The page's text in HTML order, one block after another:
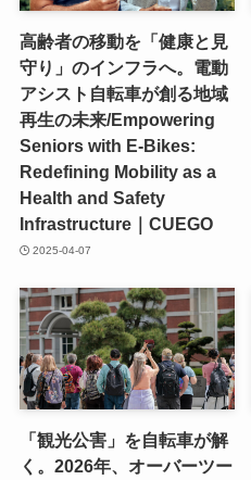
高齢者の移動を「健康と見
守り」のインフラへ。電動
アシスト自転車が創る地域
再生の未来/Empowering
Seniors with E-Bikes:
Redefining Mobility as a
Health and Safety
Infrastructure｜CUEGO
2025-04-07
「観光公害」を自転車が解
く。2026年、オーバーツー